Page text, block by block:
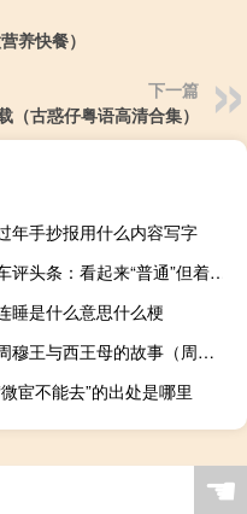
养快餐）
下一篇
（古惑仔粤语高清合集）
年手抄报用什么内容写字
车评头条：看起来“普通”但着实有料 试途锐eHybrid
睡是什么意思什么梗
周穆王与西王母的故事（周穆王）
微宦不能去”的出处是哪里
☚